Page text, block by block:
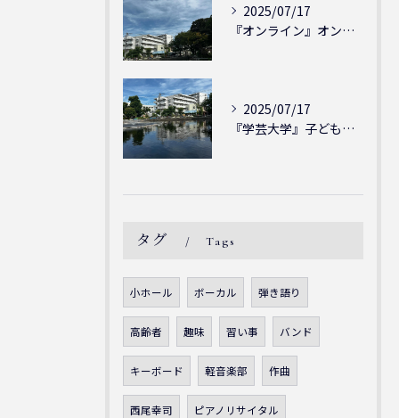
2025/07/17
『オンライン』オンラインの会員様大募集中！シェリー・アーツ音...
2025/07/17
『学芸大学』子どもには子どもの表現が大切！シェリー・アーツ音...
タグ Tags
小ホール ボーカル 弾き語り
高齢者 趣味 習い事 バンド
キーボード 軽音楽部 作曲
西尾幸司 ピアノリサイタル